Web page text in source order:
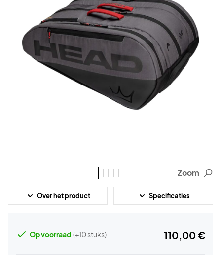
Zoom
Over het product Specificaties
Op voorraad (+10 stuks) 110,00 €